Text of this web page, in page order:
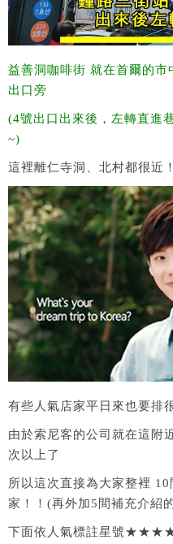
益善洞咖啡街 就在首爾的市
出口旁
(4號出口出來後，左轉直進
~)
這裡離仁寺洞、北村都很近
有些人氣店家平日來也要排
由於索尼客的公司就在這附
次以上了
所以這次直接為大家整裡
家！！(再外加5間補充介紹
下面依人氣標註星號